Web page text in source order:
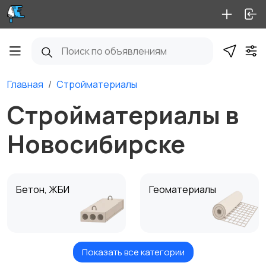
Главная Стройматериалы
Стройматериалы в
Новосибирске
Бетон, ЖБИ Геоматериалы
Кровля
Показать все категории